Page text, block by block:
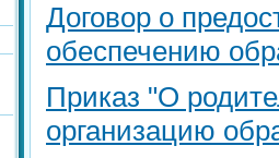
Договор о
обеспечению
Приказ "О
организацию